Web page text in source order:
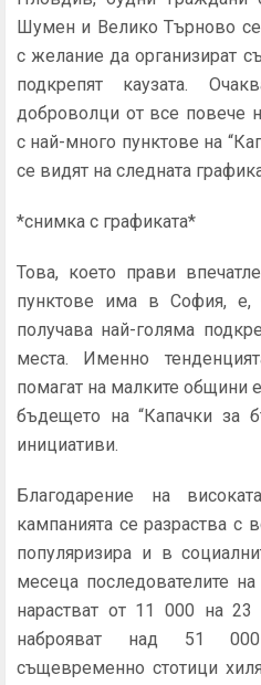
Шумен и Велико Търново се
с желание да организират
подкрепят каузата.
доброволци от все повече
с най-много пунктове на
се видят на следната
*снимка с графиката*
Това, което прави
пунктове има в София, е,
получава най-голяма
места. Именно
помагат на малките общини
бъдещето на “Капачки за
инициативи.
Благодарение на
кампанията се разраства с
популяризира и в
месеца последователите
нарастват от 11 000 на
наброяват над 51 000
същевременно стотици